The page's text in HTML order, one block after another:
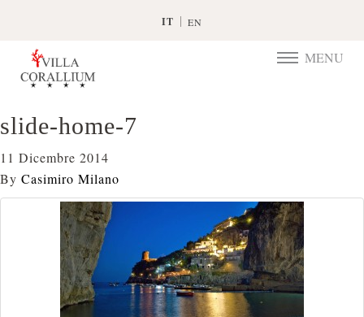
IT EN
TOGGLE
MENU
slide-home-7
11 Dicembre 2014
By Casimiro Milano